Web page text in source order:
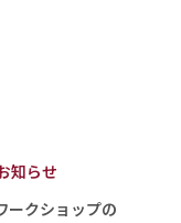
知らせ
クショップの